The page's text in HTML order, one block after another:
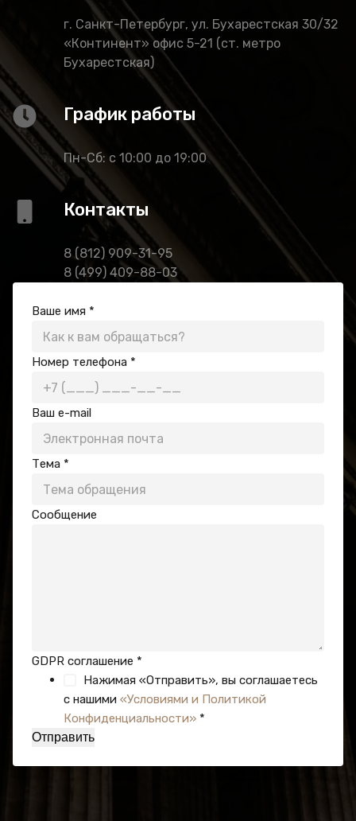
г. Санкт-Петербург, ул. Бухарестская 30/32
«Континент» офис 5-21 (ст. метро
Бухарестская)
График работы
Пн-Сб: с 10:00 до 19:00
Контакты
8 (812) 909-31-95
8 (499) 409-88-03
Ваше имя *
Номер телефона *
Ваш e-mail
Тема *
Сообщение
GDPR соглашение *
Нажимая «Отправить», вы соглашаетесь
с нашими «Условиями и Политикой
Конфиденциальности» *
Отправить